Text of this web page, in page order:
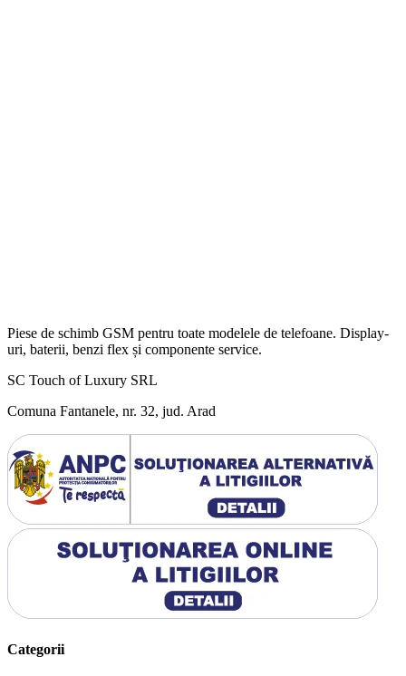
Piese de schimb GSM pentru toate modelele de telefoane. Display-
uri, baterii, benzi flex și componente service.
SC Touch of Luxury SRL
Comuna Fantanele, nr. 32, jud. Arad
Categorii